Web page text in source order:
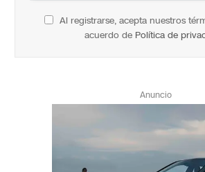
Al registrarse, acepta nuestros
acuerdo de Política de
Anuncio